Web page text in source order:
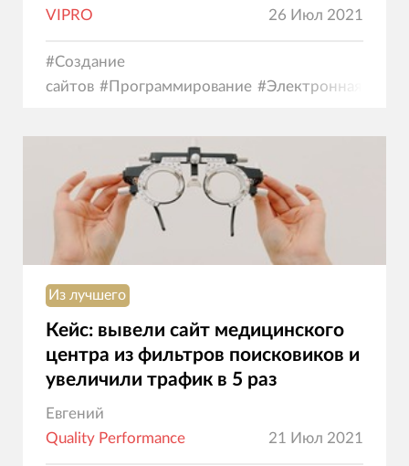
VIPRO
26 Июл 2021
#Создание
сайтов #Программирование #Электронная
Из лучшего
Кейс: вывели сайт медицинского
центра из фильтров поисковиков и
увеличили трафик в 5 раз
Евгений
Quality Performance
21 Июл 2021